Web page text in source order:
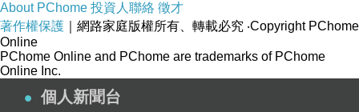
=====================================
=======================
※本文首舖於「新聞台。潘文良著作集」。
◎潘文良政治寓言《金鵰與翠鳥》。2026.06.10.
三 06:00:00
About PChome 投資人聯絡 徵才
著作權保護 ｜網路家庭版權所有、轉載必究 ‧Copyright PChome
Online
PChome Online and PChome are trademarks of PChome
Online Inc.
個人新聞台